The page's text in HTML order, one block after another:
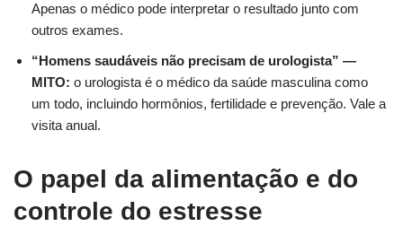
Apenas o médico pode interpretar o resultado junto com
outros exames.
“Homens saudáveis não precisam de urologista” —
MITO: o urologista é o médico da saúde masculina como
um todo, incluindo hormônios, fertilidade e prevenção. Vale a
visita anual.
O papel da alimentação e do
controle do estresse